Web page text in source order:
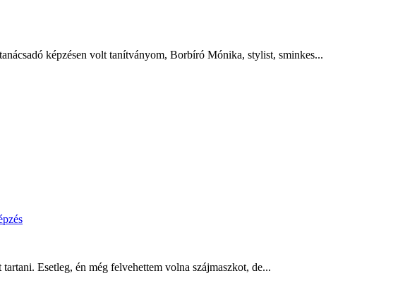
képzésen volt tanítványom, Borbíró Mónika, stylist, sminkes...
Esetleg, én még felvehettem volna szájmaszkot, de...